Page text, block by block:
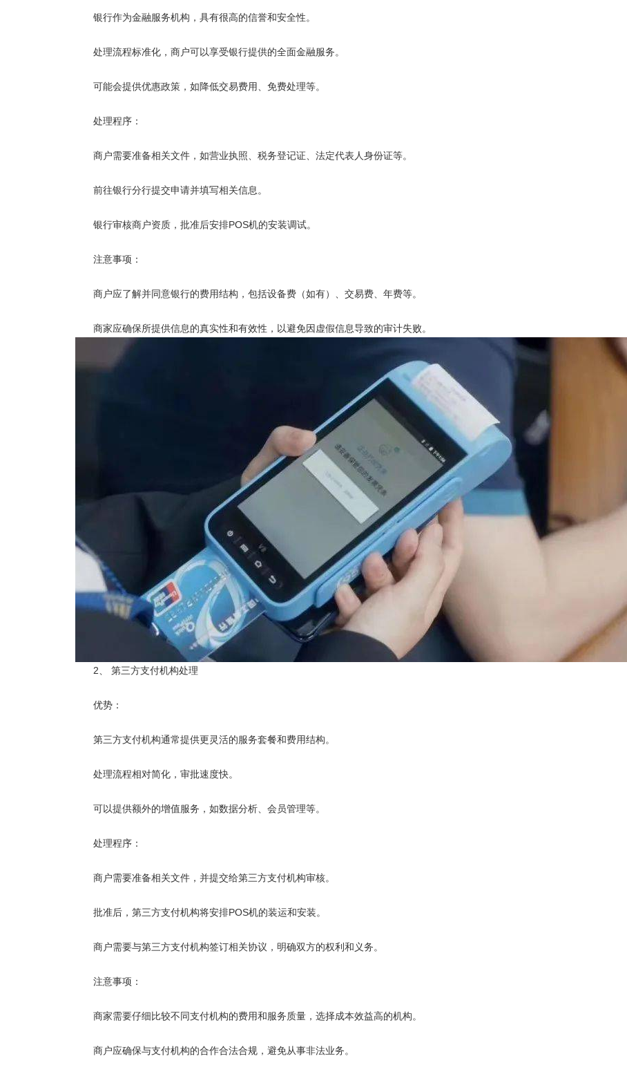
银行作为金融服务机构，具有很高的信誉和安全性。
处理流程标准化，商户可以享受银行提供的全面金融服务。
可能会提供优惠政策，如降低交易费用、免费处理等。
处理程序：
商户需要准备相关文件，如营业执照、税务登记证、法定代表人身份证等。
前往银行分行提交申请并填写相关信息。
银行审核商户资质，批准后安排POS机的安装调试。
注意事项：
商户应了解并同意银行的费用结构，包括设备费（如有）、交易费、年费等。
商家应确保所提供信息的真实性和有效性，以避免因虚假信息导致的审计失败。
2、 第三方支付机构处理
优势：
第三方支付机构通常提供更灵活的服务套餐和费用结构。
处理流程相对简化，审批速度快。
可以提供额外的增值服务，如数据分析、会员管理等。
处理程序：
商户需要准备相关文件，并提交给第三方支付机构审核。
批准后，第三方支付机构将安排POS机的装运和安装。
商户需要与第三方支付机构签订相关协议，明确双方的权利和义务。
注意事项：
商家需要仔细比较不同支付机构的费用和服务质量，选择成本效益高的机构。
商户应确保与支付机构的合作合法合规，避免从事非法业务。